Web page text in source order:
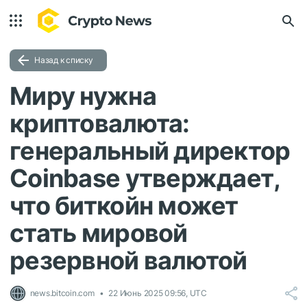
Назад к списку
Миру нужна
криптовалюта:
генеральный директор
Coinbase утверждает,
что биткойн может
стать мировой
резервной валютой
news.bitcoin.com 22 Июнь 2025 09:56, UTC